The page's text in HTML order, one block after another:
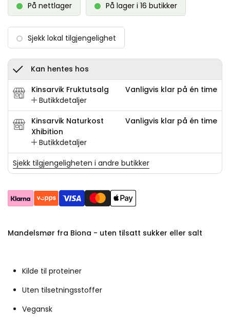
På nettlager På lager i 16 butikker
Sjekk lokal tilgjengelighet
Kan hentes hos
Kinsarvik Fruktutsalg
Butikkdetaljer
Vanligvis klar på én time
Kinsarvik Naturkost
Xhibition
Butikkdetaljer
Vanligvis klar på én time
Sjekk tilgjengeligheten i andre butikker
Mandelsmør fra Biona - uten tilsatt sukker eller salt
Kilde til proteiner
Uten tilsetningsstoffer
Vegansk